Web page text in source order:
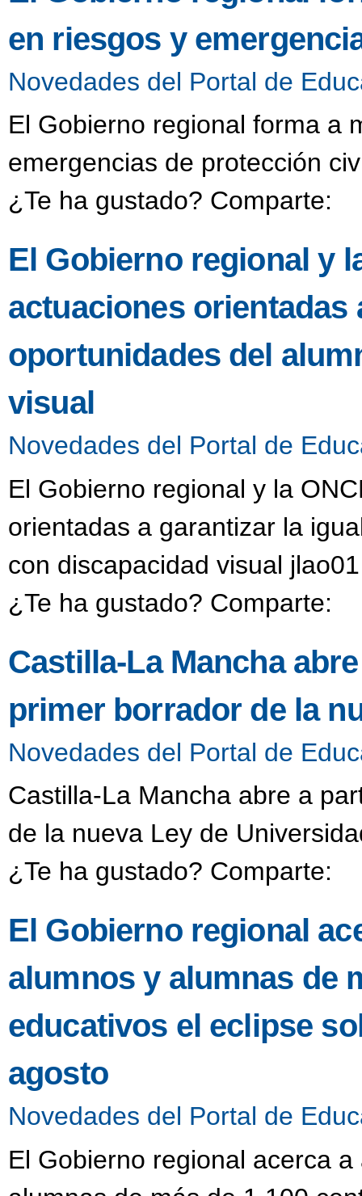
en riesgos y
Novedades del Portal de
El Gobierno regional forma a
emergencias de protección
¿Te ha gustado? Comparte:
El Gobierno regional y
actuaciones orientadas
oportunidades del
visual
Novedades del Portal de
El Gobierno regional y la
orientadas a garantizar la
con discapacidad visual
¿Te ha gustado? Comparte:
Castilla-La Mancha
primer borrador de la
Novedades del Portal de
Castilla-La Mancha abre a
de la nueva Ley de
¿Te ha gustado? Comparte:
El Gobierno regional
alumnos y alumnas de
educativos el eclipse
agosto
Novedades del Portal de
El Gobierno regional acerca